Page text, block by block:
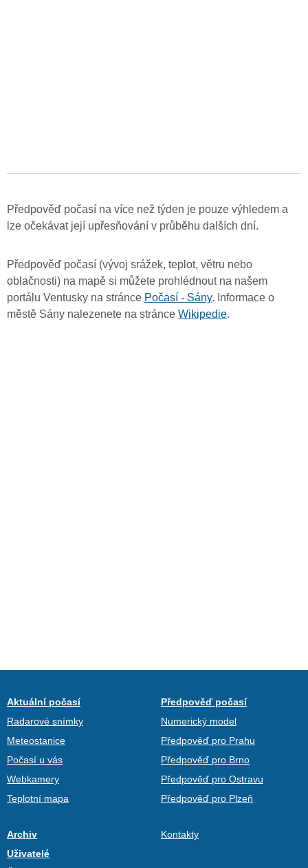
Předpověď počasí na více než týden je pouze výhledem a
lze očekávat její upřesňování v průběhu dalších dní.
Předpověď počasí (vývoj srážek, teplot, větru nebo
oblačnosti) na mapě si můžete prohlédnout na našem
portálu Ventusky na stránce Počasí - Sány. Informace o
městě Sány nalezenete na stránce Wikipedie.
Aktuální počasí
Radarové snímky
Meteostanice
Počasí u vás
Webkamery
Teplotní mapa
Předpověď počasí
Numerický model
Předpověď pro Prahu
Předpověď pro Brno
Předpověď pro Ostravu
Předpověď pro Plzeň
Archiv
Uživatelé
Kontakty